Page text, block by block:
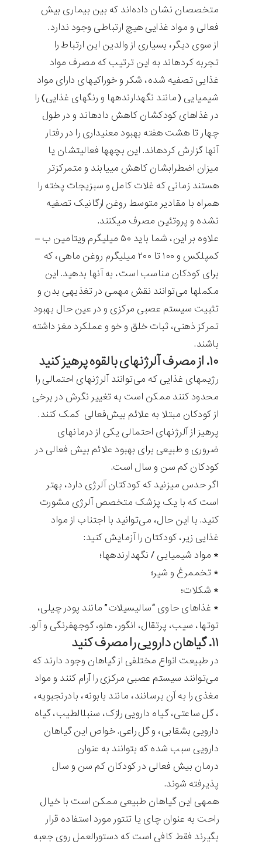
متخصصان نشان داده‌اند که بین بیماری بیش
فعالی و مواد غذایی هیچ ارتباطی وجود ندارد.
از سوی دیگر، بسیاری از والدین این ارتباط را
تجربه کرده‎اند به این ترتیب که مصرف مواد
غذایی تصفیه شده، شکر و خوراکی‎های دارای مواد
شیمیایی (مانند نگهدارنده‎ها و رنگ‎های غذایی) را
در غذاهای کودک‎شان کاهش داده‎اند و در طول
چهار تا هشت هفته بهبود معنی‎داری را در رفتار
آن‎ها گزارش کرده‎اند. این بچه‎ها فعالیت‎شان یا
میزان اضطراب‎شان کاهش می‎یابند و متمرکزتر
هستند زمانی که غلات کامل و سبزیجات پخته را
همراه با مقادیر متوسط ​​روغن ارگانیک تصفیه
نشده و پروتئین مصرف می‎کنند.
علاوه بر این، شما باید ۵۰ میلی‎گرم ویتامین ب –
کمپلکس و ۱۰۰ تا ۲۰۰ میلی‎گرم روغن ماهی، که
برای کودکان مناسب است، به آن‎ها بدهید. این
مکمل‎ها می‌توانند نقش مهمی در تغذیه‎ی بدن و
تثبیت سیستم عصبی مرکزی و در عین حال بهبود
تمرکز ذهنی، ثبات خلق و خو و عملکرد مغز داشته
باشند.
۱۰. از مصرف آلرژن‎های بالقوه پرهیز کنید
رژیم‎های غذایی که می‌توانند آلرژن‏های احتمالی را
محدود کنند ممکن است به تغییر نگرش در برخی
از کودکان مبتلا به علائم بیش‌فعالی کمک کنند.
پرهیز از آلرژن‎های احتمالی یکی از درمان‎های
ضروری و طبیعی برای بهبود علائم بیش فعالی در
کودکان کم سن و سال است.
اگر حدس می‎زنید که کودک‎تان آلرژی دارد، بهتر
است که با یک پزشک متخصص آلرژی مشورت
کنید. با این حال، می‌توانید با اجتناب از مواد
غذایی زیر، کودک‎تان را آزمایش کنید:
* مواد شیمیایی / نگهدارنده‎ها؛
* تخم‎مرغ و شیر؛
* شکلات؛
* غذاهای حاوی “سالیسیلات” مانند پودر چیلی،
توت‎ها، سیب، پرتقال، انگور، هلو، گوجه‎فرنگی و آلو.
۱۱. گیاهان دارویی را مصرف کنید
در طبیعت انواع مختلفی از گیاهان وجود دارند که
می‌توانند سیستم عصبی مرکزی را آرام کنند و مواد
مغذی را به آن برسانند، مانند بابونه، بادرنجبویه،
، گل ساعتی، گیاه دارویی رازک، سنبل‎الطیب، گیاه
دارویی بشقابی، و گل راعی. خواص این گیاهان
دارویی سبب شده که بتوانند به عنوان
درمان بیش فعالی در کودکان کم سن و سال
پذیرفته شوند.
همه‎ی این گیاهان طبیعی ممکن است با خیال
راحت به عنوان چای یا تنتور مورد استفاده قرار
بگیرند فقط کافی است که دستورالعمل روی جعبه